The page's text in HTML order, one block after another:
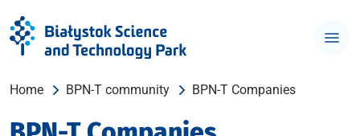
Home BPN-T community BPN-T Companies